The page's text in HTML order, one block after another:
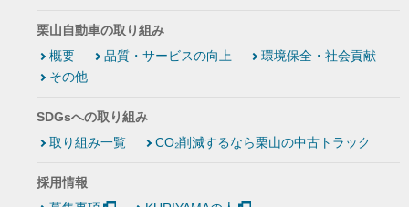
栗山自動車の取り組み
概要
品質・サービスの向上
環境保全・社会貢献
その他
SDGsへの取り組み
取り組み一覧
CO₂削減するなら栗山の中古トラック
採用情報